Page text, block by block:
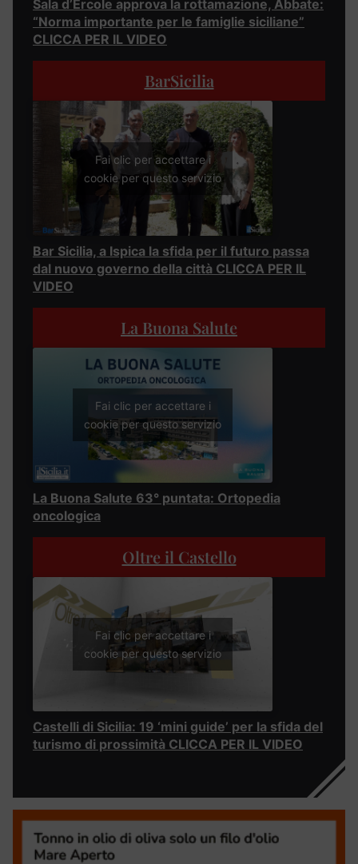
Sala d’Ercole approva la rottamazione, Abbate:
“Norma importante per le famiglie siciliane”
CLICCA PER IL VIDEO
BarSicilia
Fai clic per accettare i
cookie per questo servizio
Bar Sicilia, a Ispica la sfida per il futuro passa
dal nuovo governo della città CLICCA PER IL
VIDEO
La Buona Salute
Fai clic per accettare i
cookie per questo servizio
La Buona Salute 63° puntata: Ortopedia
oncologica
Oltre il Castello
Fai clic per accettare i
cookie per questo servizio
Castelli di Sicilia: 19 ‘mini guide’ per la sfida del
turismo di prossimità CLICCA PER IL VIDEO